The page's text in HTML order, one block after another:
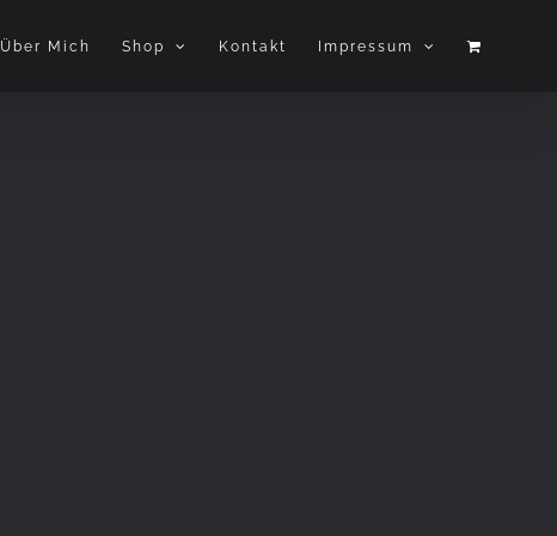
Über Mich Shop Kontakt Impressum